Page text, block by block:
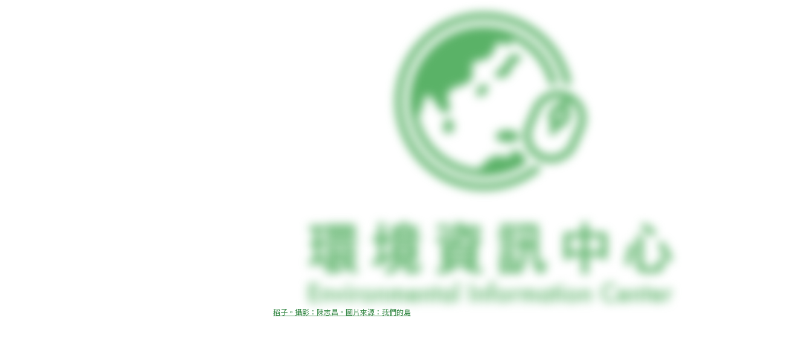
稻子。攝影：陳志昌。圖片來源：我們的島